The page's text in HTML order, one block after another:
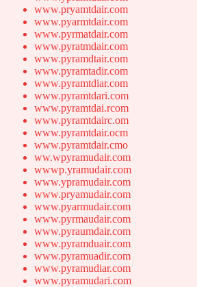
www.pryamtdair.com
www.pyarmtdair.com
www.pyrmatdair.com
www.pyratmdair.com
www.pyramdtair.com
www.pyramtadir.com
www.pyramtdiar.com
www.pyramtdari.com
www.pyramtdai.rcom
www.pyramtdairc.om
www.pyramtdair.ocm
www.pyramtdair.cmo
ww.wpyramudair.com
wwwp.yramudair.com
www.ypramudair.com
www.pryamudair.com
www.pyarmudair.com
www.pyrmaudair.com
www.pyraumdair.com
www.pyramduair.com
www.pyramuadir.com
www.pyramudiar.com
www.pyramudari.com